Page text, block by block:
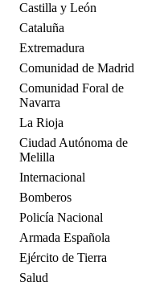
Castilla y León
Cataluña
Extremadura
Comunidad de Madrid
Comunidad Foral de
Navarra
La Rioja
Ciudad Autónoma de
Melilla
Internacional
Bomberos
Policía Nacional
Armada Española
Ejército de Tierra
Salud